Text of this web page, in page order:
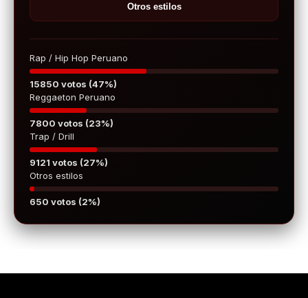
Otros estilos
Rap / Hip Hop Peruano
15850 votos (47%)
Reggaeton Peruano
7800 votos (23%)
Trap / Drill
9121 votos (27%)
Otros estilos
650 votos (2%)